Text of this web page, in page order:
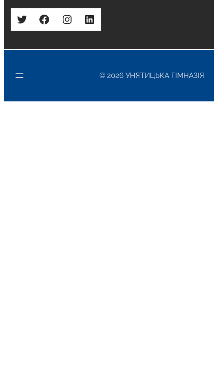
Twitter Facebook Instagram LinkedIn
© 2026 УНЯТИЦЬКА ГІМНАЗІЯ